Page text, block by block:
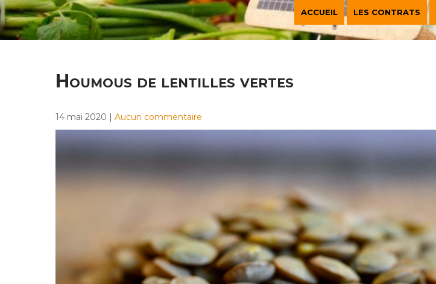
ACCUEIL LES CONTRATS
Houmous de lentilles vertes
14 mai 2020 | Aucun commentaire